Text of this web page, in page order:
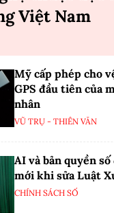
Việt Nam
Mỹ cấp phép cho
GPS đầu tiên của
nhân
VŨ TRỤ - THIÊN VĂN
AI và bản quyền
mới khi sửa Luật
CHÍNH SÁCH SỐ